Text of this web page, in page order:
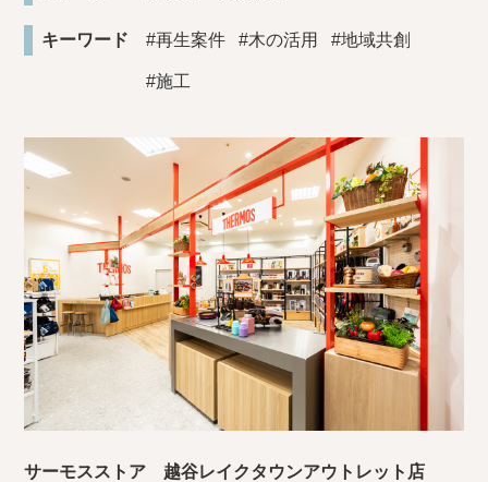
キーワード #再生案件 #木の活用 #地域共創
#施工
サーモスストア 越谷レイクタウンアウトレット店